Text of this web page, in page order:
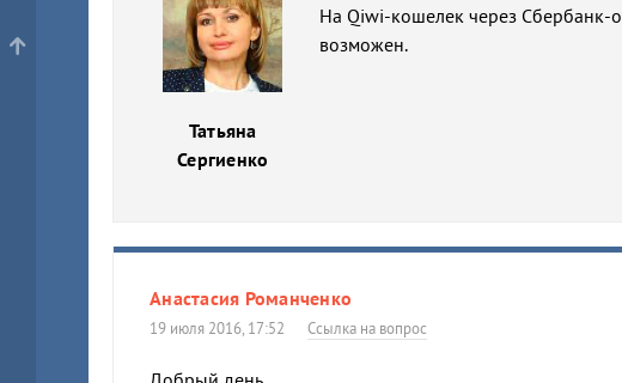
Татьяна
Сергиенко
На Qiwi-кошелек через Сбербанк-
возможен.
Анастасия Романченко
19 июля 2016, 17:52 Ссылка на вопрос